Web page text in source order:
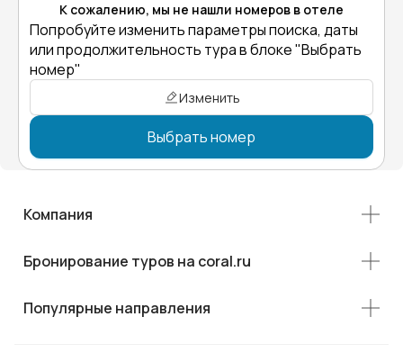
К сожалению, мы не нашли номеров в отеле
Попробуйте изменить параметры поиска, даты
или продолжительность тура в блоке "Выбрать
номер"
Изменить
Выбрать номер
Компания
Бронирование туров на coral.ru
Популярные направления